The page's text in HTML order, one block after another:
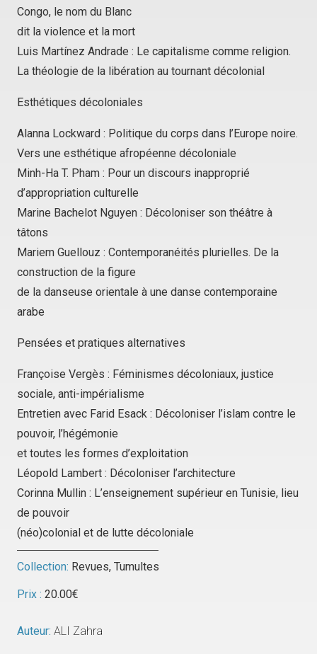
Congo, le nom du Blanc
dit la violence et la mort
Luis Martínez Andrade : Le capitalisme comme religion.
La théologie de la libération au tournant décolonial
Esthétiques décoloniales
Alanna Lockward : Politique du corps dans l’Europe noire.
Vers une esthétique afropéenne décoloniale
Minh-Ha T. Pham : Pour un discours inapproprié
d’appropriation culturelle
Marine Bachelot Nguyen : Décoloniser son théâtre à
tâtons
Mariem Guellouz : Contemporanéités plurielles. De la
construction de la figure
de la danseuse orientale à une danse contemporaine
arabe
Pensées et pratiques alternatives
Françoise Vergès : Féminismes décoloniaux, justice
sociale, anti-impérialisme
Entretien avec Farid Esack : Décoloniser l’islam contre le
pouvoir, l’hégémonie
et toutes les formes d’exploitation
Léopold Lambert : Décoloniser l’architecture
Corinna Mullin : L’enseignement supérieur en Tunisie, lieu
de pouvoir
(néo)colonial et de lutte décoloniale
Collection: Revues, Tumultes
Prix : 20.00€
Auteur: ALI Zahra